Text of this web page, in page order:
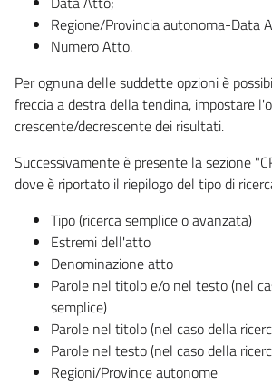
Regione/Provincia autonoma-Data
Numero Atto.
Per ognuna delle suddette opzioni è
freccia a destra della tendina, impostare
crescente/decrescente dei risultati.
Successivamente è presente la sezione
dove è riportato il riepilogo del tipo di
Tipo (ricerca semplice o avanzata)
Estremi dell'atto
Denominazione atto
Parole nel titolo e/o nel testo (nel
semplice)
Parole nel titolo (nel caso della
Parole nel testo (nel caso della
Regioni/Province autonome